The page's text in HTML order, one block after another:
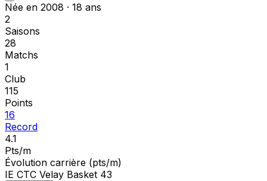
Née en 2008 · 18 ans
2
Saisons
28
Matchs
1
Club
115
Points
16
Record
4.1
Pts/m
Évolution carrière (pts/m)
IE CTC Velay Basket 43